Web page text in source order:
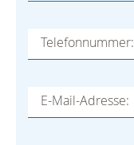
Telefonnummer:
E-Mail-Adresse: